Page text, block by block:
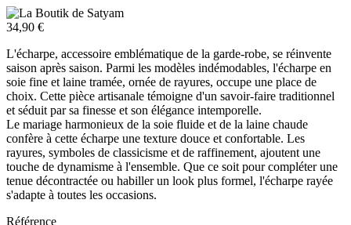
34,90 €
L'écharpe, accessoire emblématique de la garde-robe, se réinvente
saison après saison. Parmi les modèles indémodables, l'écharpe en
soie fine et laine tramée, ornée de rayures, occupe une place de
choix. Cette pièce artisanale témoigne d'un savoir-faire traditionnel
et séduit par sa finesse et son élégance intemporelle.
Le mariage harmonieux de la soie fluide et de la laine chaude
confère à cette écharpe une texture douce et confortable. Les
rayures, symboles de classicisme et de raffinement, ajoutent une
touche de dynamisme à l'ensemble. Que ce soit pour compléter une
tenue décontractée ou habiller un look plus formel, l'écharpe rayée
s'adapte à toutes les occasions.
Référence